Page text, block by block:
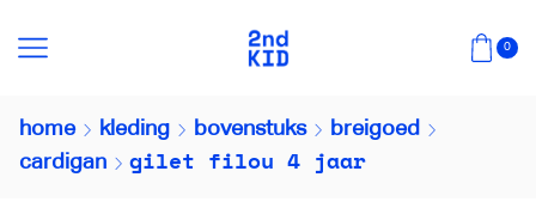
0
home kleding bovenstuks
breigoed
cardigan
gilet filou 4 jaar